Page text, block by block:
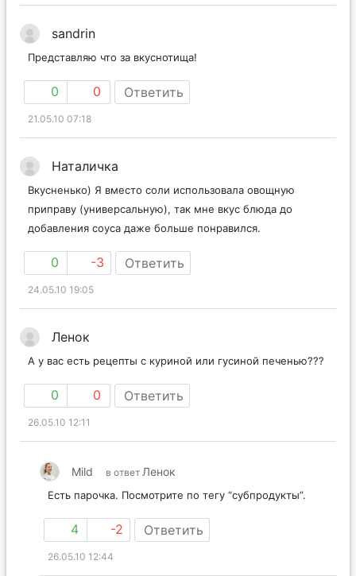
sandrin
Представляю что за вкуснотища!
0 0 Ответить
21.05.10 07:18
Наталичка
Вкусненько) Я вместо соли использовала овощную
приправу (универсальную), так мне вкус блюда до
добавления соуса даже больше понравился.
0 -3 Ответить
24.05.10 19:05
Ленок
А у вас есть рецепты с куриной или гусиной печенью???
0 0 Ответить
26.05.10 12:11
Mild в ответ Ленок
Есть парочка. Посмотрите по тегу “субпродукты”.
4 -2 Ответить
26.05.10 12:44